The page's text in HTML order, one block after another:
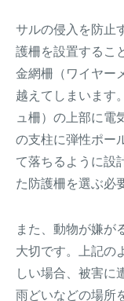
サルの侵入を防止
護柵を設置するこ
金網柵（ワイヤー
越えてしまいます
ュ柵）の上部に電
の支柱に弾性ポー
て落ちるように設
た防護柵を選ぶ必
また、動物が嫌が
大切です。上記の
しい場合、被害に
雨どいなどの場所